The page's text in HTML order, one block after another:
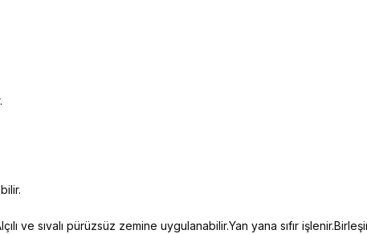
ve sıvalı pürüzsüz zemine uygulanabilir.Yan yana sıfır